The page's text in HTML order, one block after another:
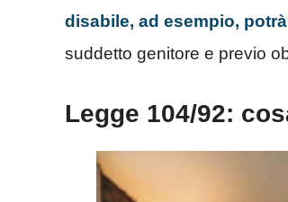
disabile, ad esempio,
suddetto genitore e previo
Legge 104/92: